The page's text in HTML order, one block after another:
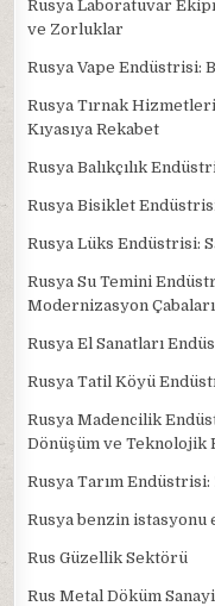
Rusya Laboratuvar
ve Zorluklar
Rusya Vape Endüstrisi:
Rusya Tırnak
Kıyasıya Rekabet
Rusya Balıkçılık
Rusya Bisiklet
Rusya Lüks Endüstrisi:
Rusya Su Temini
Modernizasyon Çabaları
Rusya El Sanatları
Rusya Tatil Köyü
Rusya Madencilik
Dönüşüm ve Teknolojik
Rusya Tarım
Rusya benzin istasyonu
Rus Güzellik Sektörü
Rus Metal Döküm